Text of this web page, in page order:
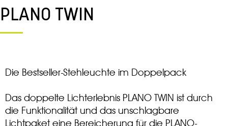
PLANO TWIN
Die Bestseller-Stehleuchte im Doppelpack
Das doppelte Lichterlebnis PLANO TWIN ist durch
die Funktionalität und das unschlagbare
Lichtpaket eine Bereicherung für die PLANO-